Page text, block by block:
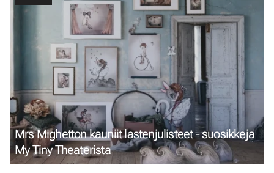
Mrs Mighetton kauniit lastenjulisteet - suosikkeja
My Tiny Theaterista